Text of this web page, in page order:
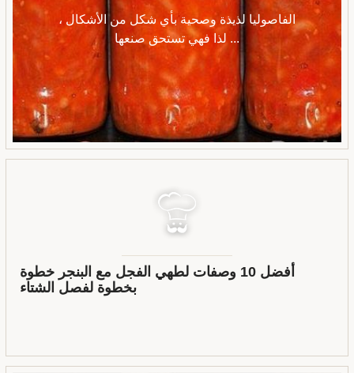
الفاصوليا لذيذة وصحية بأي شكل من الأشكال ،
لذا فهي تستحق صنعها ...
أفضل 10 وصفات لطهي الفجل مع البنجر خطوة
بخطوة لفصل الشتاء